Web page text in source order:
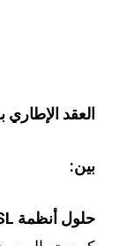
العقد
بين:
حلول أنظمة FOS SL